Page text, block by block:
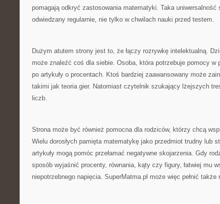
pomagają odkryć zastosowania matematyki. Taka uniwersalność
odwiedzany regularnie, nie tylko w chwilach nauki przed testem.
Dużym atutem strony jest to, że łączy rozrywkę intelektualną.
może znaleźć coś dla siebie. Osoba, która potrzebuje pomocy w
po artykuły o procentach. Ktoś bardziej zaawansowany może
takimi jak teoria gier. Natomiast czytelnik szukający lżejszych
liczb.
Strona może być również pomocna dla rodziców, którzy chcą
Wielu dorosłych pamięta matematykę jako przedmiot trudny lub
artykuły mogą pomóc przełamać negatywne skojarzenia. Gdy
sposób wyjaśnić procenty, równania, kąty czy figury, łatwiej mu
niepotrzebnego napięcia. SuperMatma.pl może więc pełnić